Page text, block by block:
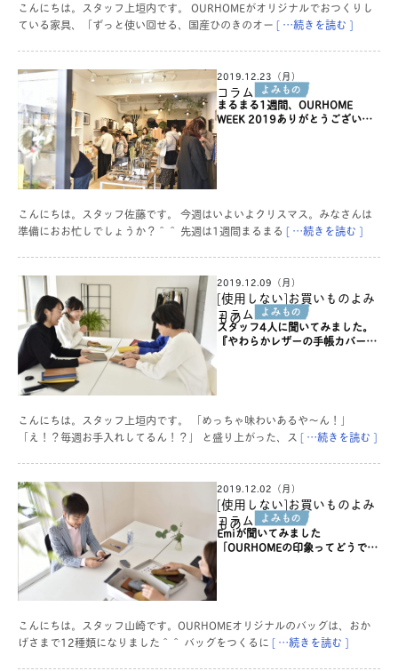
こんにちは。スタッフ上垣内です。 OURHOMEがオリジナルでおつくりし
ている家具、「ずっと使い回せる、国産ひのきのオー [ …続きを読む ]
2019.12.23（月）
コラム
まるまる1週間、OURHOME
WEEK 2019ありがとうございま
こんにちは。スタッフ佐藤です。 今週はいよいよクリスマス。みなさんは
準備におお忙しでしょうか？＾＾ 先週は1週間まるまる [ …続きを読む ]
2019.12.09（月）
[使用しない]お買いものよみ
もの
コラム
スタッフ4人に聞いてみました。
『やわらかレザーの手帳カバー』
こんにちは。スタッフ上垣内です。 「めっちゃ味わいあるや〜ん！」
「え！？毎週お手入れしてるん！？」 と盛り上がった、ス [ …続きを読む ]
2019.12.02（月）
[使用しない]お買いものよみ
もの
コラム
Emiが聞いてみました
「OURHOMEの印象ってどうです
こんにちは。スタッフ山崎です。OURHOMEオリジナルのバッグは、おか
げさまで12種類になりました＾＾ バッグをつくるに [ …続きを読む ]